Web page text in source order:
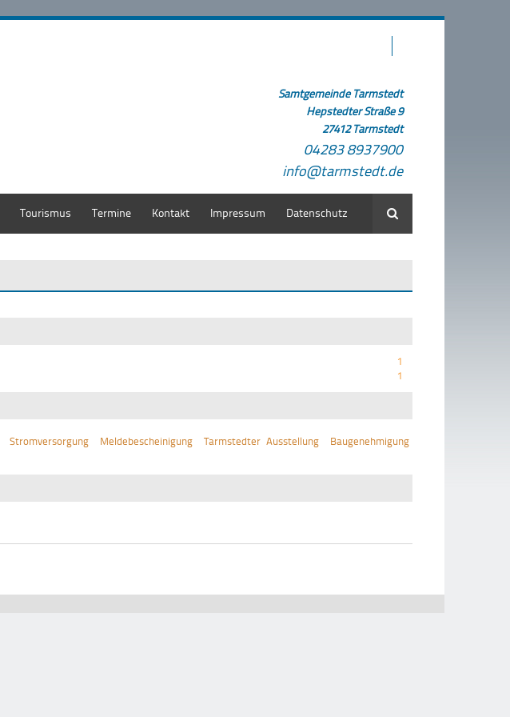
Samtgemeinde Tarmstedt
Hepstedter Straße 9
27412 Tarmstedt
04283 8937900
info@tarmstedt.de
Tourismus Termine Kontakt Impressum Datenschutz Suche
1
1
Stromversorgung Meldebescheinigung Tarmstedter Ausstellung
Baugenehmigung